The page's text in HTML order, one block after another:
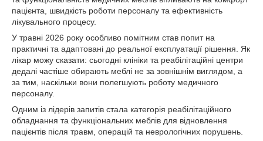
пацієнта, швидкість роботи персоналу та ефективність
лікувального процесу.
У травні 2026 року особливо помітним став попит на
практичні та адаптовані до реальної експлуатації рішення. Як
лікар можу сказати: сьогодні клініки та реабілітаційні центри
дедалі частіше обирають меблі не за зовнішнім виглядом, а
за тим, наскільки вони полегшують роботу медичного
персоналу.
Одним із лідерів запитів стала категорія реабілітаційного
обладнання та функціональних меблів для відновлення
пацієнтів після травм, операцій та неврологічних порушень.